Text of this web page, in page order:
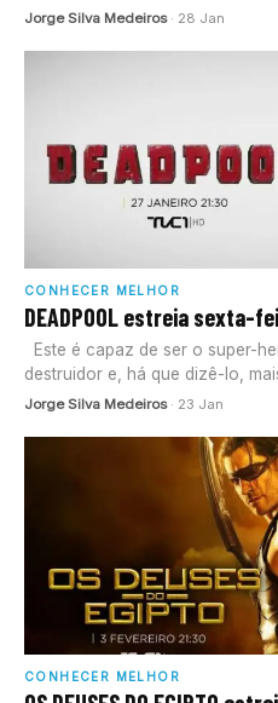
Jorge Silva Medeiros· 28 Jan
CONHECER MELHOR
DEADPOOL estreia sexta-
Este é capaz de ser o super-
destruidor e, há que dizê-lo,
Jorge Silva Medeiros· 23 Jan
CONHECER MELHOR